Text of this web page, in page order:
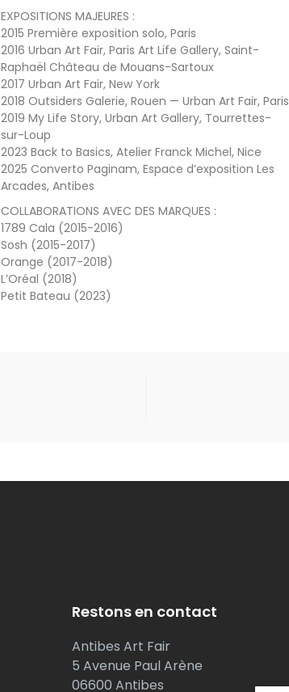
EXPOSITIONS MAJEURES :
2015 Première exposition solo, Paris
2016 Urban Art Fair, Paris Art Life Gallery, Saint-
Raphaël Château de Mouans-Sartoux
2017 Urban Art Fair, New York
2018 Outsiders Galerie, Rouen — Urban Art Fair, Paris
2019 My Life Story, Urban Art Gallery, Tourrettes-
sur-Loup
2023 Back to Basics, Atelier Franck Michel, Nice
2025 Converto Paginam, Espace d’exposition Les
Arcades, Antibes
COLLABORATIONS AVEC DES MARQUES :
1789 Cala (2015-2016)
Sosh (2015-2017)
Orange (2017-2018)
L’Oréal (2018)
Petit Bateau (2023)
Restons en contact
Antibes Art Fair
5 Avenue Paul Arène
06600 Antibes